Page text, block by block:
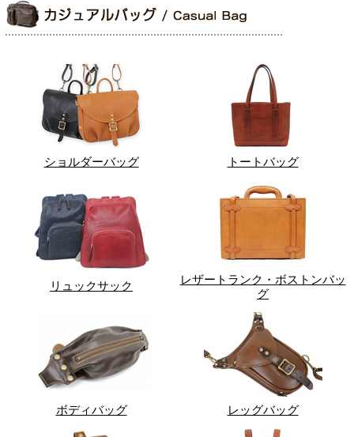
ショルダーバッグ トートバッグ
リュックサック
レザートランク・ボストンバッ
グ
ボディバッグ レッグバッグ